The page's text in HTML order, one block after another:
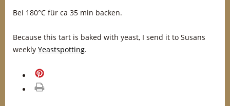
Bei 180°C für ca 35 min backen.
Because this tart is baked with yeast, I send it to Susans
weekly Yeastspotting.